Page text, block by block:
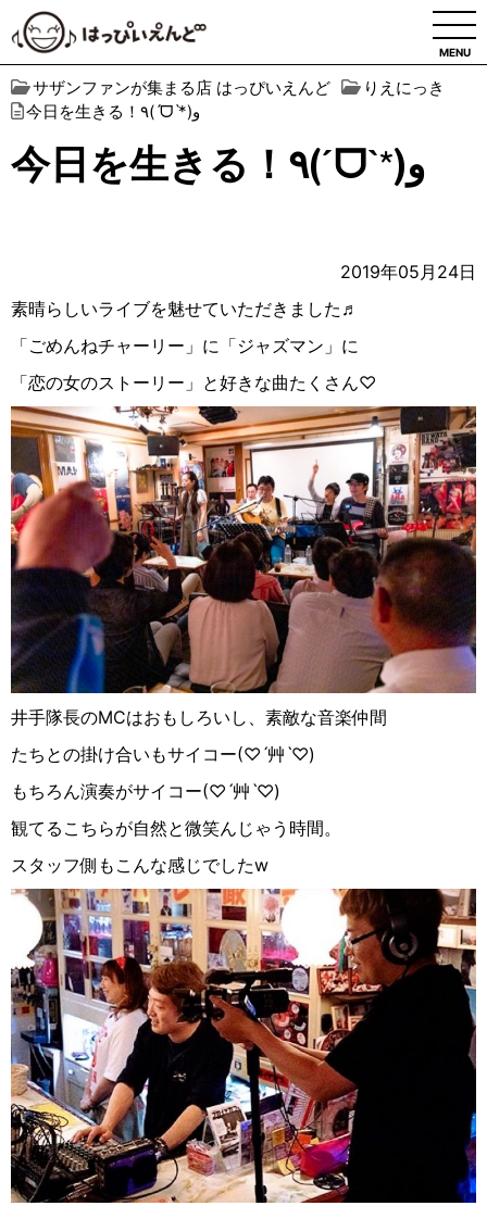
MENU
サザンファンが集まる店 はっぴいえんど
りえにっき
今日を生きる！٩(ˊᗜˋ*)و
今日を生きる！٩(ˊᗜˋ*)و
2019年05月24日
素晴らしいライブを魅せていただきました♬
「ごめんねチャーリー」に「ジャズマン」に
「恋の女のストーリー」と好きな曲たくさん♡
井手隊長のMCはおもしろいし、素敵な音楽仲間
たちとの掛け合いもサイコー(♡︎ ˊ艸 ˋ♡︎)
もちろん演奏がサイコー(♡︎ ˊ艸 ˋ♡︎)
観てるこちらが自然と微笑んじゃう時間。
スタッフ側もこんな感じでしたw